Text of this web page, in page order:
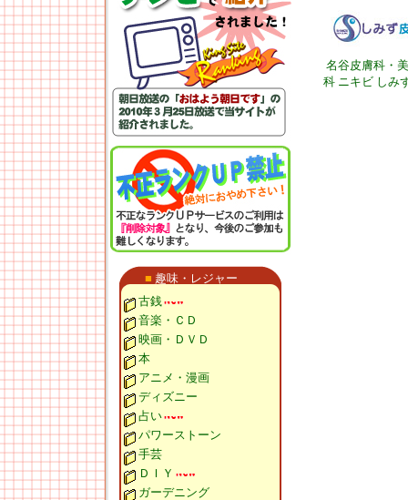
■ 趣味・レジャー
古銭
音楽・ＣＤ
映画・ＤＶＤ
本
アニメ・漫画
ディズニー
占い
パワーストーン
手芸
ＤＩＹ
ガーデニング
名谷皮膚科・
科 ニキビ しみ